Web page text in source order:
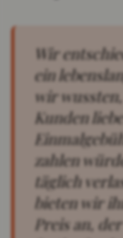
Wir entschieden uns frühzeitig für
ein
wir
Kunden
zahlen
täglich
bieten wir
Preis an,